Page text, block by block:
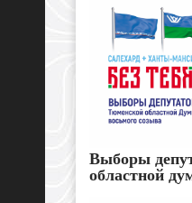
Выборы
областной